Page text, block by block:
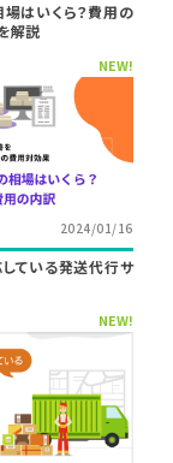
はいくら？費用の
解説
NEW!
2024/01/16
ている発送代行サ
NEW!